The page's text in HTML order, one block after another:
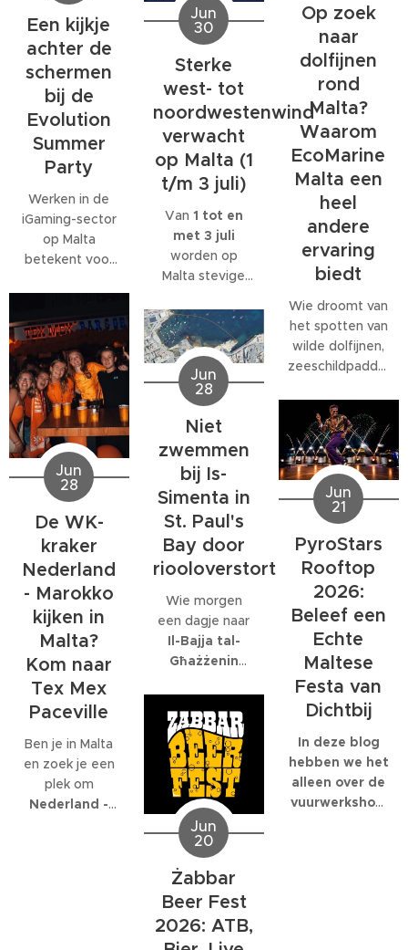
Een kijkje
achter de
schermen
bij de
Evolution
Summer
Party
Werken in de
iGaming-sector
op Malta
betekent voor
meer dan alleen
een baan. Veel
bedrijven
bieden
behoorlijk wat
extra's, van
teamuitjes en
interne
activiteiten tot
grote
personeelsfeesten.
En als je bij een
internationaal
bedrijf met
honderden
collega's werkt,
kunnen die
feesten
behoorlijk groot
worden.
Jun
30
Sterke
west- tot
noordwestenwind
verwacht
op Malta (1
t/m 3 juli)
Van 1 tot en
met 3 juli
worden op
Malta stevige
noordwestenwinden
(W/NW)
verwacht.
Volgens het
Malta Red Cross
kan de wind
tijdelijk
toenemen tot
windkracht 6
met name op
donderdag 2
juli.
Op zoek
naar
dolfijnen
rond
Malta?
Waarom
EcoMarine
Malta een
heel
andere
ervaring
biedt
Wie droomt van
het spotten van
wilde dolfijnen,
zeeschildpadden
zeeleven
tijdens een
verblijf op Malta,
komt al snel tot
de ontdekking
dat daar
eigenlijk maar
één organisatie
volledig op is
gespecialiseerd:
EcoMarine
Malta .
Jun
28
De WK-
kraker
Nederland
- Marokko
kijken in
Malta?
Kom naar
Tex Mex
Paceville
Ben je in Malta
en zoek je een
plek om
Nederland -
Jun
28
Niet
zwemmen
bij Is-
Simenta in
St. Paul's
Bay door
riooloverstort
Wie morgen
een dagje naar
Il-Bajja tal-
Għażżenin
inSt. Paul's
Baywil gaan,
kan beter een
ander strand
kiezen. De
Maltese
Environmental
Health
Directorate
heeft
zaterdagavond
een officiële
Jun
21
PyroStars
Rooftop
2026:
Beleef een
Echte
Maltese
Festa van
Dichtbij
In deze blog
hebben we het
alleen over de
vuurwerkshow
Jun
20
Żabbar
Beer Fest
2026: ATB,